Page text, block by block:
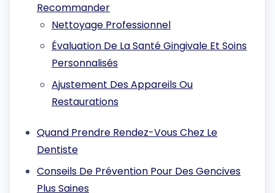
Recommander
Nettoyage Professionnel
Évaluation De La Santé Gingivale Et Soins
Personnalisés
Ajustement Des Appareils Ou
Restaurations
Quand Prendre Rendez-Vous Chez Le
Dentiste
Conseils De Prévention Pour Des Gencives
Plus Saines